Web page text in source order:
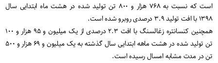
است که نسبت به ۷۶۸ هزار و ۸۰۰ تن تولید شده در هشت ماه ابتدایی سال
۱۳۹۸ با افت تولید ۳.۹ درصدی روبرو شده است.
همچنین کنسانتره زغالسنگ با افت ۲.۳ درصدی از یک میلیون و ۹۵ هزار و ۱۰۰
تن تولید شده در هشت ماهه ابتدایی سال گذشته به یک میلیون و ۶۹ هزار و ۵۰۰
تن در مدت مشابه امسال رسیده است.